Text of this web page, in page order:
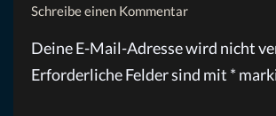
Schreibe einen Kommentar
Deine E-Mail-Adresse wird nicht
Erforderliche Felder sind mit *